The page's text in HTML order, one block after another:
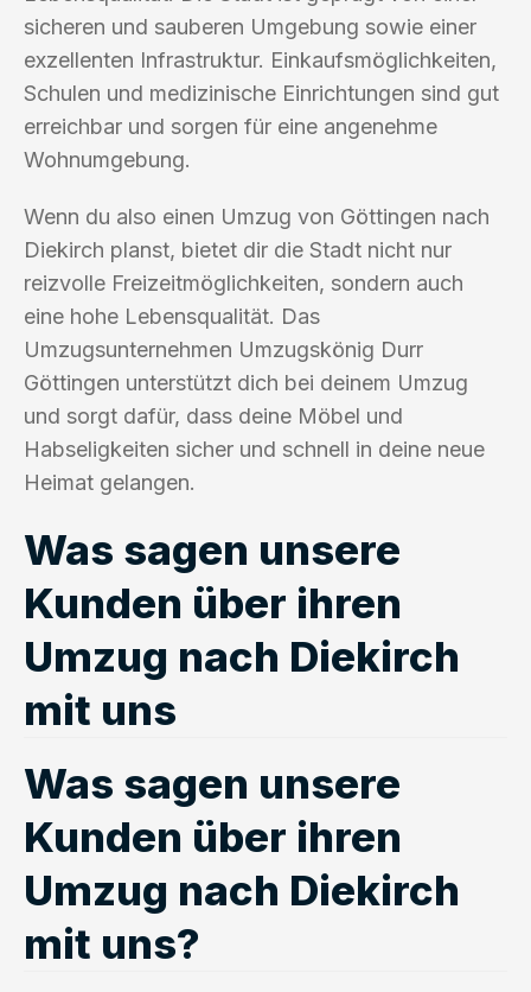
sicheren und sauberen Umgebung sowie einer
exzellenten Infrastruktur. Einkaufsmöglichkeiten,
Schulen und medizinische Einrichtungen sind gut
erreichbar und sorgen für eine angenehme
Wohnumgebung.
Wenn du also einen Umzug von Göttingen nach
Diekirch planst, bietet dir die Stadt nicht nur
reizvolle Freizeitmöglichkeiten, sondern auch
eine hohe Lebensqualität. Das
Umzugsunternehmen Umzugskönig Durr
Göttingen unterstützt dich bei deinem Umzug
und sorgt dafür, dass deine Möbel und
Habseligkeiten sicher und schnell in deine neue
Heimat gelangen.
Was sagen unsere
Kunden über ihren
Umzug nach Diekirch
mit uns
Was sagen unsere
Kunden über ihren
Umzug nach Diekirch
mit uns?